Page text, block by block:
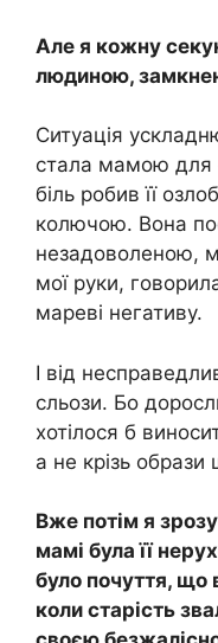
Але я кожну
людиною,
Ситуація
стала мамою для
біль робив її
колючою. Вона
незадоволеною,
мої руки,
мареві негативу.
І від
сльози. Бо
хотілося б
а не крізь образи
Вже потім я
мамі була її
було почуття, що
коли старість